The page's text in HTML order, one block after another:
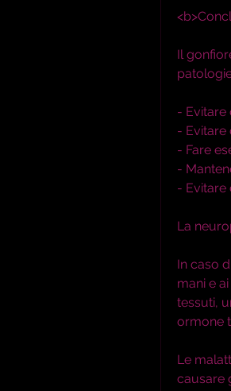
Il
- Evitare
- Evitare
- Fare
-
- Evitare
La
In caso
mani e
tessuti,
ormone
Le
causare